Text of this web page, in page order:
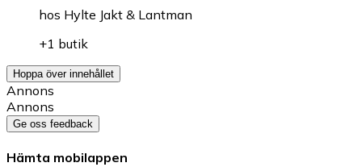
hos Hylte Jakt & Lantman
+1 butik
Hoppa över innehållet
Annons
Annons
Ge oss feedback
Hämta mobilappen